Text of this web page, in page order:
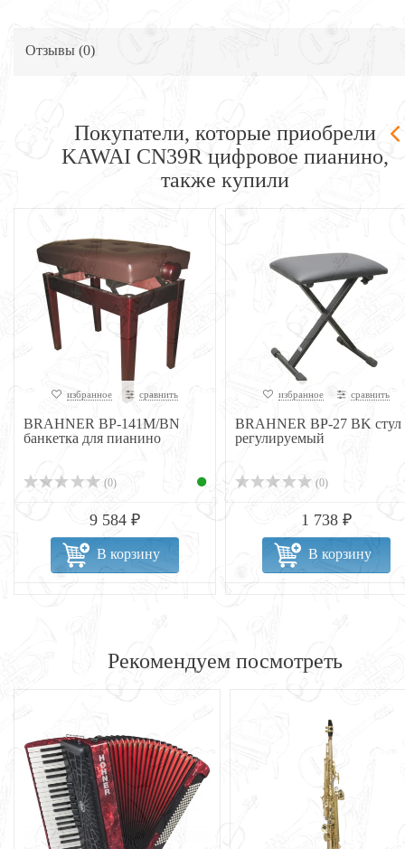
Отзывы (0)
Покупатели, которые приобрели
KAWAI CN39R цифровое пианино,
также купили
избранное сравнить
BRAHNER BP-141M/BN
банкетка для пианино
(0)
9 584 ₽
В корзину
избранное сравнить
BRAHNER BP-27 BK стул
регулируемый
(0)
1 738 ₽
В корзину
Рекомендуем посмотреть